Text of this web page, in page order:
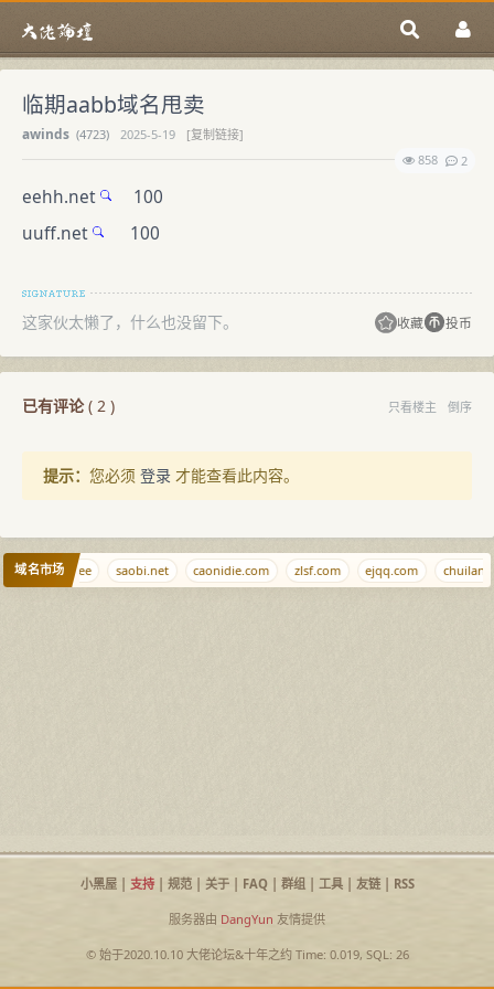
临期aabb域名甩卖
awinds (4723) 2025-5-19
[复制链接]
858
2
eehh.net
100
uuff.net
100
这家伙太懒了，什么也没留下。 收藏 投币
已有评论( 2 ) 只看楼主 倒序
提示： 您必须 登录 才能查看此内容。
域名市场
ciyuan.ee saobi.net caonidie.com zlsf.com ejqq.com
小黑屋| 支持| 规范| 关于| FAQ| 群组| 工具| 友链| RSS
服务器由 DangYun 友情提供
© 始于2020.10.10 大佬论坛&十年之约Time: 0.019, SQL: 26